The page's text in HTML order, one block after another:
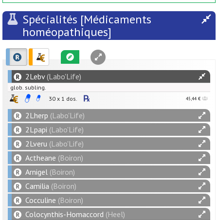
Spécialités [Médicaments
homéopathiques]
2Lebv(Labo'Life)
glob. subling.
30 x 1 dos.
45,44 €
2Lherp (Labo'Life)
2Lpapi (Labo'Life)
2Lveru (Labo'Life)
Actheane (Boiron)
Arnigel (Boiron)
Camilia (Boiron)
Cocculine (Boiron)
Colocynthis-Homaccord (Heel)